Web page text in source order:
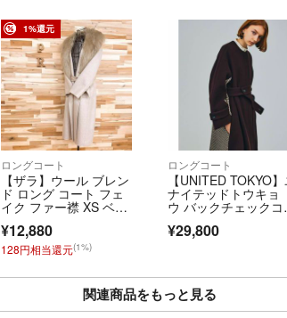
1%還元
ロングコート
【ザラ】ウール ブレン
ド ロング コート フェ
イク ファー襟 XS ベー
¥12,880
128円相当還元(1%)
ロングコート
【UNITED TOKYO
ナイテッドトウキョ
ウ バックチェックコ
¥29,800
関連商品をもっと見る